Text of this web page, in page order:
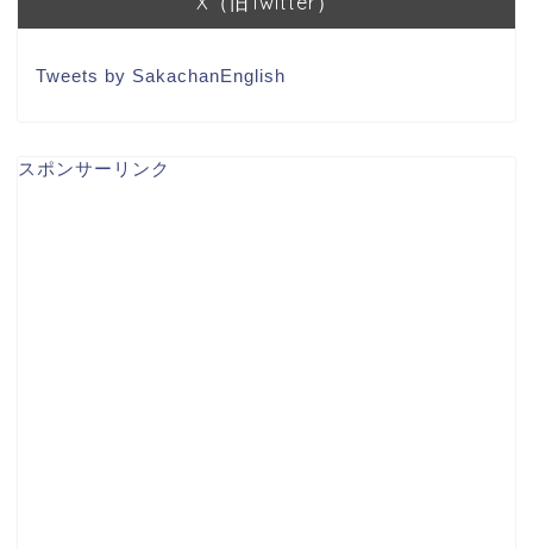
Tweets by SakachanEnglish
スポンサーリンク